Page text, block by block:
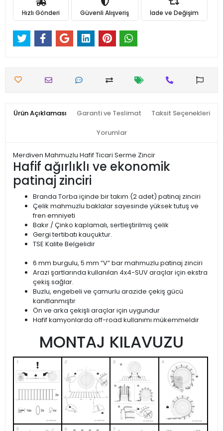
Hızlı Gönderi Güvenli Alışveriş İade ve Değişim
Ürün Açıklaması Garanti ve Teslimat Taksit Seçenekleri
Yorumlar
Merdiven Mahmuzlu Hafif Ticari Serme Zincir
Hafif ağırlıklı ve ekonomik
patinaj zinciri
Branda Torba içinde bir takım (2 adet) patinaj zinciri
Çelik mahmuzlu baklalar sayesinde yüksek tutuş ve
fren emniyeti
Bakır / Çinko kaplamalı, sertleştirilmiş çelik
Gergi tertibatı kauçuktur.
TSE Kalite Belgelidir
6 mm burgulu, 5 mm “V” bar mahmuzlu patinaj zinciri
Arazi şartlarında kullanılan 4x4-SUV araçlar için ekstra
çekiş sağlar.
Buzlu, engebeli ve çamurlu arazide çekiş gücü
kanıtlanmıştır
Ön ve arka çekişli araçlar için uygundur
Hafif kamyonlarda off-road kullanımı mükemmeldir
MONTAJ KILAVUZU